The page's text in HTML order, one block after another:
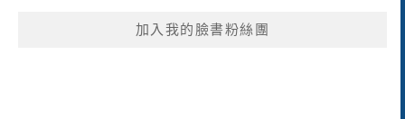
加入我的臉書粉絲團